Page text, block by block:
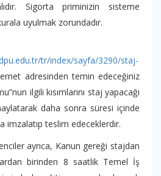
Sigorta priminizin sisteme
uyulmak zorundadır.
tr/index/sayfa/3290/staj-
adresinden temin edeceğiniz
ilgili kısımlarını staj yapacağı
daha sonra süresi içinde
imzalatıp teslim edeceklerdir.
ayrıca, Kanun gereği stajdan
birinden 8 saatlik Temel İş